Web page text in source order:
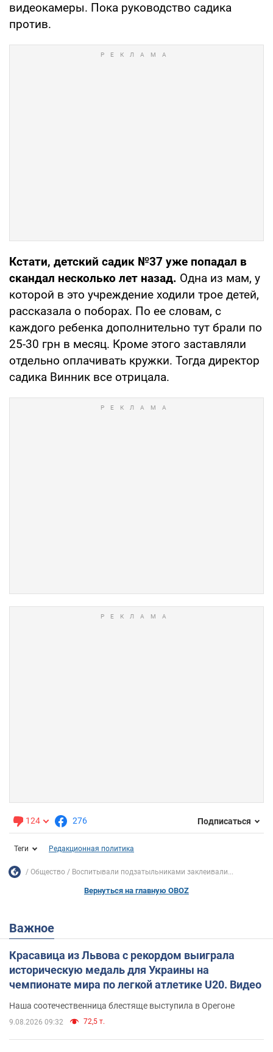
видеокамеры. Пока руководство садика
против.
Кстати, детский садик №37 уже попадал в
скандал несколько лет назад. Одна из мам, у
которой в это учреждение ходили трое детей,
рассказала о поборах. По ее словам, с
каждого ребенка дополнительно тут брали по
25-30 грн в месяц. Кроме этого заставляли
отдельно оплачивать кружки. Тогда директор
садика Винник все отрицала.
124 276 Подписаться
Теги Редакционная политика
Общество Воспитывали подзатыльниками заклеивали...
Вернуться на главную OBOZ
Важное
Красавица из Львова с рекордом выиграла
историческую медаль для Украины на
чемпионате мира по легкой атлетике U20. Видео
Наша соотечественница блестяще выступила в Орегоне
9.08.2026 09:32 72,5 т.